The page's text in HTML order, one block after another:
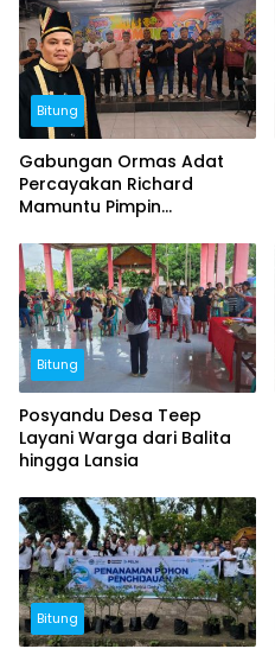
Bitung
Gabungan Ormas Adat
Percayakan Richard
Mamuntu Pimpin
Bitung
Bitung
Posyandu Desa Teep
Layani Warga dari Balita
hingga Lansia
Bitung